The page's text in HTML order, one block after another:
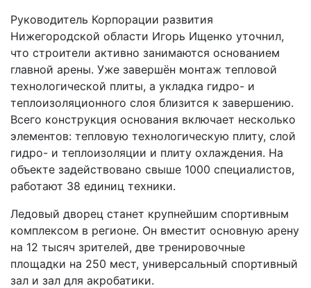
Руководитель Корпорации развития
Нижегородской области Игорь Ищенко уточнил,
что строители активно занимаются основанием
главной арены. Уже завершён монтаж тепловой
технологической плиты, а укладка гидро- и
теплоизоляционного слоя близится к завершению.
Всего конструкция основания включает несколько
элементов: тепловую технологическую плиту, слой
гидро- и теплоизоляции и плиту охлаждения. На
объекте задействовано свыше 1000 специалистов,
работают 38 единиц техники.
Ледовый дворец станет крупнейшим спортивным
комплексом в регионе. Он вместит основную арену
на 12 тысяч зрителей, две тренировочные
площадки на 250 мест, универсальный спортивный
зал и зал для акробатики.